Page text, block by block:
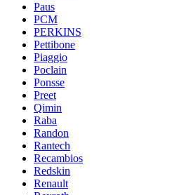
Paus
PCM
PERKINS
Pettibone
Piaggio
Poclain
Ponsse
Preet
Qimin
Raba
Randon
Rantech
Recambios
Redskin
Renault